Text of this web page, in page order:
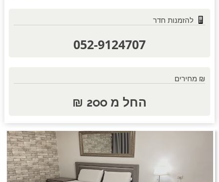
חדרים לפי שעה באזור השפלה
חדרים לפי שעה בהשרון
חדרים לפי שעה בגליל עליון
להזמנות חדר
052-9124707
₪ מחירים
החל מ 200 ₪